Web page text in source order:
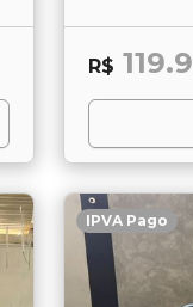
R$
IPVA Pago